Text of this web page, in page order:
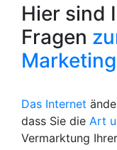
Hier sind
Fragen
Marketing
Das Internet
dass Sie die Art
Vermarktung